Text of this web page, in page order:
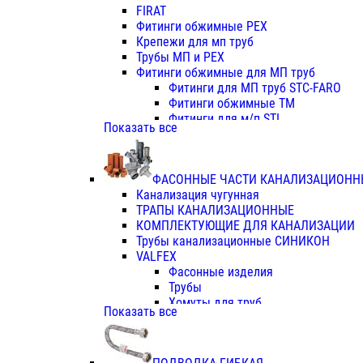
Фитинги ПП белые
Фитинги ППс металл.белые
VALFEX
Трубы PE-RT
Трубы ПП водопровод белые
Трубы ПП водопровод серые
Трубы армированные
Трубы армированные
Фитинги с металл. серые
Фитинги ПП (серые)
Фитинги ПП белые
Краны
Фитинги ПП (белые)
Фитинги ПП с металлом белые
ПК КОНТУР
Краны полипропиленовые
Трубы полипропиленивые
FIRAT
Фитинги обжимные PEX
Крепежи для мп труб
Трубы МП и PEX
Фитинги обжимные для МП труб
Фитинги для МП труб STC-FARO
Фитинги обжимные ТМ
Фитинги для м/п STI
Фитинги для МП труб TITAN
TK
VALFEX
Показать все
ФАСОННЫЕ ЧАСТИ
Канализация чугунная
ТРАПЫ КАНАЛИЗАЦИОННЫЕ
КОМПЛЕКТУЮЩИЕ ДЛЯ КАНАЛИЗАЦИИ
Трубы канализационные СИНИКОН
VALFEX
Фасонные изделия
Трубы
Хомуты для труб
ПВХ (стройполимер)
Показать все